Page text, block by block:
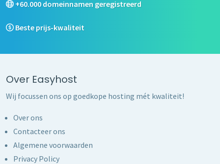
+60.000 domeinnamen geregistreerd
Beste prijs-kwaliteit
Over Easyhost
Wij focussen ons op goedkope hosting mét kwaliteit!
Over ons
Contacteer ons
Algemene voorwaarden
Privacy Policy